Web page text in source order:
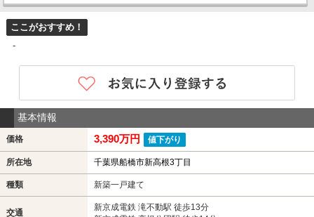
ここがおすすめ！
-
基本情報
価格 3,390万円 値下がり
所在地 千葉県船橋市新高根3丁目
種類 新築一戸建て
交通
新京成電鉄 滝不動駅 徒歩13分